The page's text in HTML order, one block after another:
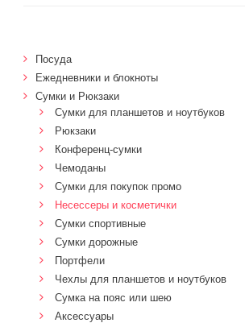
Посуда
Ежедневники и блокноты
Сумки и Рюкзаки
Сумки для планшетов и ноутбуков
Рюкзаки
Конференц-сумки
Чемоданы
Сумки для покупок промо
Несессеры и косметички
Сумки спортивные
Сумки дорожные
Портфели
Чехлы для планшетов и ноутбуков
Сумка на пояс или шею
Аксессуары